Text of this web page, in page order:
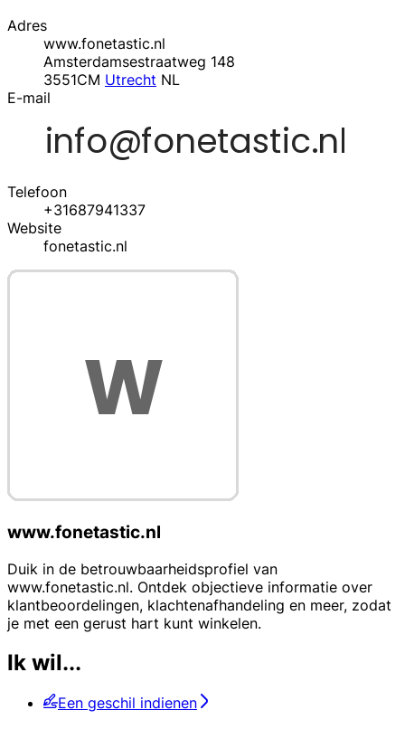
Adres
www.fonetastic.nl
Amsterdamsestraatweg 148
3551CM Utrecht NL
E-mail
Telefoon
+31687941337
Website
fonetastic.nl
www.fonetastic.nl
Duik in de betrouwbaarheidsprofiel van
www.fonetastic.nl. Ontdek objectieve informatie over
klantbeoordelingen, klachtenafhandeling en meer, zodat
je met een gerust hart kunt winkelen.
Ik wil...
Een geschil indienen